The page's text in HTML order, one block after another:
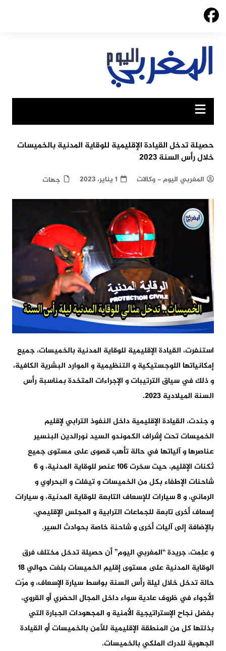
Skip
حصيلة تدخل القيادة الإقليمية للوقاية المدنية بالخميسات
خلال رأس السنة 2023
المغربي اليوم - وكالات 1 يناير، 2023 جهات
استنفرت، القيادة الإقليمية للوقاية المدنية بالخميسات، جميع
إمكانياتها اللوجستيكية و التنظيمية و الموارد البشرية الكافية،
و ذلك في سياق الترتيبات و الإجراءات المتخدة بمناسبة رأس
السنة الميلادية 2023.
و جندت، القيادة الإقليمية داخل النفوذ الترابي لإقليم
الخميسات تحت إشراف الكموندو السيد نورالدين البنسير
عناصرها و آلياتها في حالة تأهب قصوى على مستوى جميع
ثكنات الإقليم، حيت سخرت 106 عنصر للوقاية المدنية، و 6
شاحنات الإطفاء بكل من الخميسات و تيفلت و البحراوي و
الرماني، و 8 سيارات للإسعاف التابعة للوقاية المدنية، و سيارات
إسعاف أخرى تابعة للجماعات الترابية و المجلس الإقليمي،
بالإضافة إلى آليات أخرى و شاحنة خاصة بحوادث السير.
و علِمت، جريدة “المغربي اليوم” أن حصيلة تدخل مختلف فرق
الوقاية المدنية على مستوى إقليم الخميسات بلغت حوالي 18
حالة تدخل خلال ليلة رأس السنة بواسط سيارة الإسعاف، و مرّت
الأجواء في ظروف عادية سواء داخل المجال الحضري أو القروي،
بفضل نجاح الإستراتيجية الأمنية و المجهودات الجبارة التي
بذلتها كل من المنطقة الإقليمية للأمن بالخميسات أو القيادة
الجهوية للدرك الملكي بالخميسات.